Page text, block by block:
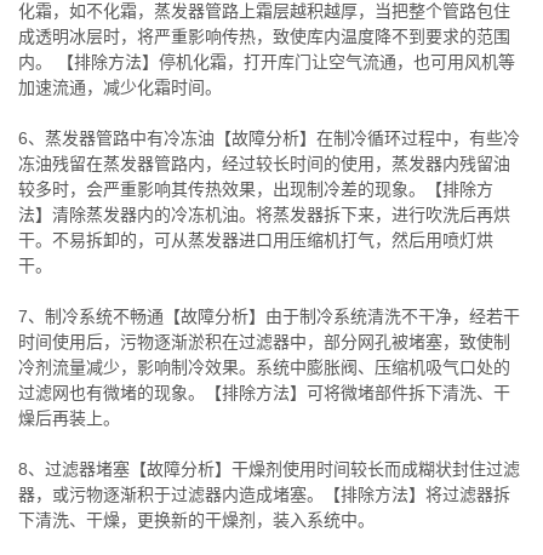
化霜，如不化霜，蒸发器管路上霜层越积越厚，当把整个管路包住
成透明冰层时，将严重影响传热，致使库内温度降不到要求的范围
内。 【排除方法】停机化霜，打开库门让空气流通，也可用风机等
加速流通，减少化霜时间。
6、蒸发器管路中有冷冻油【故障分析】在制冷循环过程中，有些冷
冻油残留在蒸发器管路内，经过较长时间的使用，蒸发器内残留油
较多时，会严重影响其传热效果，出现制冷差的现象。【排除方
法】清除蒸发器内的冷冻机油。将蒸发器拆下来，进行吹洗后再烘
干。不易拆卸的，可从蒸发器进口用压缩机打气，然后用喷灯烘
干。
7、制冷系统不畅通【故障分析】由于制冷系统清洗不干净，经若干
时间使用后，污物逐渐淤积在过滤器中，部分网孔被堵塞，致使制
冷剂流量减少，影响制冷效果。系统中膨胀阀、压缩机吸气口处的
过滤网也有微堵的现象。【排除方法】可将微堵部件拆下清洗、干
燥后再装上。
8、过滤器堵塞【故障分析】干燥剂使用时间较长而成糊状封住过滤
器，或污物逐渐积于过滤器内造成堵塞。【排除方法】将过滤器拆
下清洗、干燥，更换新的干燥剂，装入系统中。